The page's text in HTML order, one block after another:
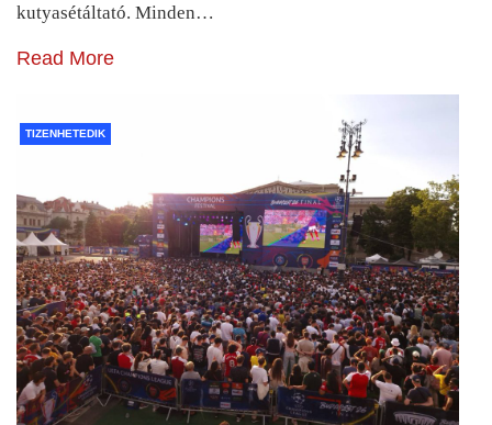
kutyasétáltató. Minden…
Read More
TIZENHETEDIK